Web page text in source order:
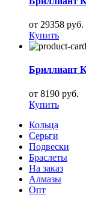
от 29358 руб.
Купить
Бриллиант
от 8190 руб.
Купить
Кольца
Серьги
Подвески
Браслеты
На заказ
Алмазы
Опт